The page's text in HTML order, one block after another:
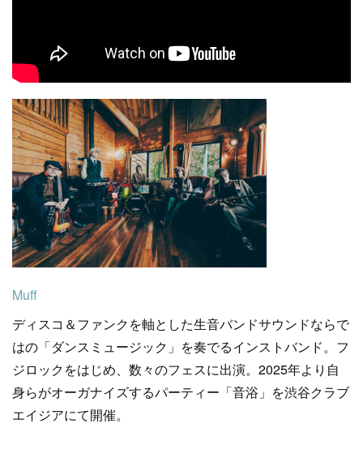
Muff
ディスコ＆ファンクを軸とした生音バンドサウンドならで
はの「ダンスミュージック」を奏でるインストバンド。フ
ジロックをはじめ、数々のフェスに出演。2025年より自
身らがオーガナイズするパーティー「音浴」を渋谷クラブ
エイジアにて開催。